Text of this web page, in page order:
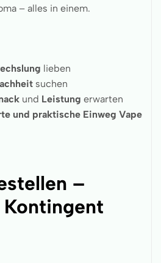
– alles in einem.
lieben
suchen
und Leistung erwarten
und praktische Einweg Vape
–